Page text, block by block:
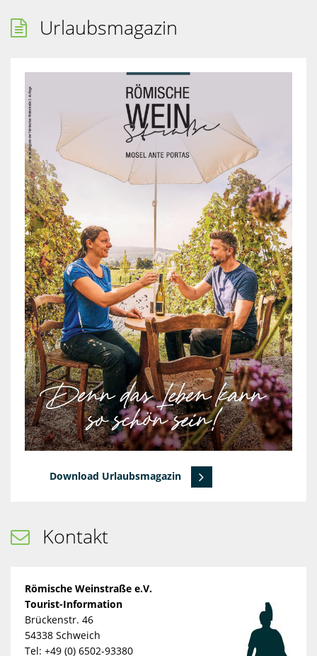
 Urlaubsmagazin
Download Urlaubsmagazin
 Kontakt
Römische Weinstraße e.V.
Tourist-Information
Brückenstr. 46
54338 Schweich
Tel: +49 (0) 6502-93380